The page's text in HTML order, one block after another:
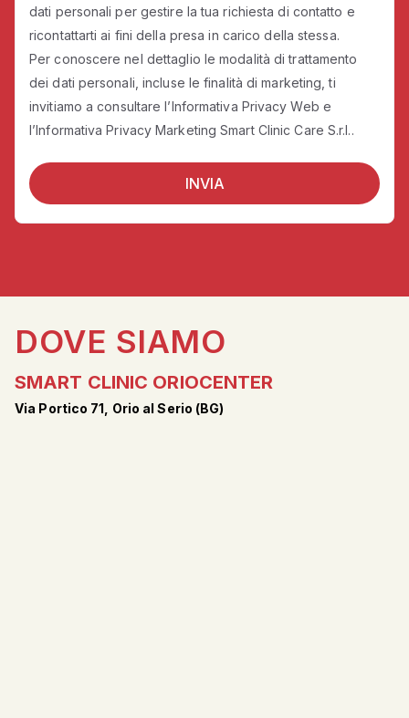
dati personali per gestire la tua richiesta di contatto e
ricontattarti ai fini della presa in carico della stessa.
Per conoscere nel dettaglio le modalità di trattamento
dei dati personali, incluse le finalità di marketing, ti
invitiamo a consultare l’Informativa Privacy Web e
l’InformativaPrivacy Marketing Smart Clinic Care S.r.l..
DOVE SIAMO
SMART CLINIC ORIOCENTER
Via Portico 71, Orio al Serio (BG)